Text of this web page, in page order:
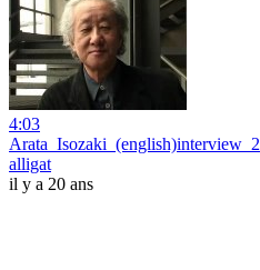
4:03
Arata_Isozaki_(english)interview_2
alligat
il y a 20 ans